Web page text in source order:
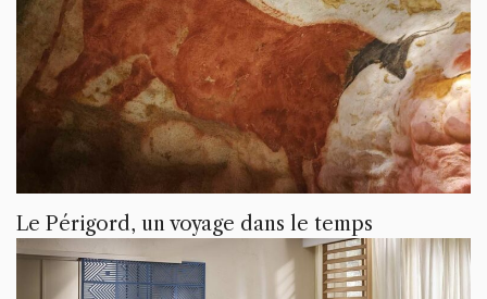
Le Périgord, un voyage dans le temps